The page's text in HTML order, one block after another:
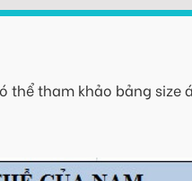
tham khảo bảng